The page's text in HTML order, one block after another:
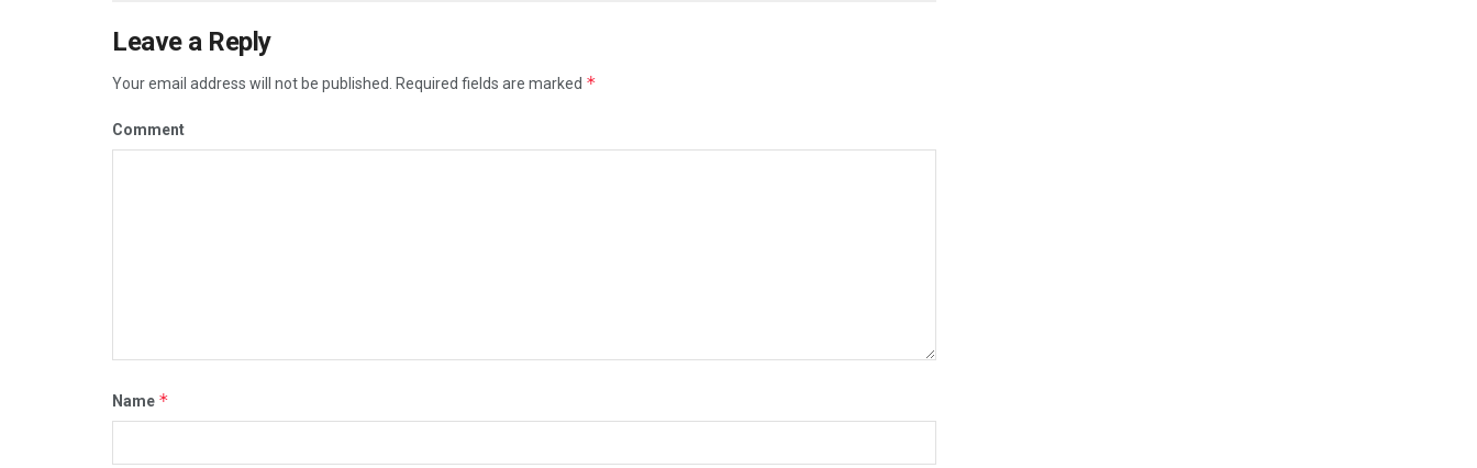
Leave a Reply
Your email address will not be published. Required fields are marked *
Comment
Name *